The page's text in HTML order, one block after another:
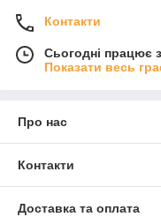
Контакти
Сьогодні працює
Показати весь
Про нас
Контакти
Доставка та оплата